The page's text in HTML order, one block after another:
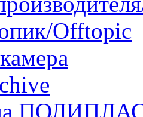
Offtopic